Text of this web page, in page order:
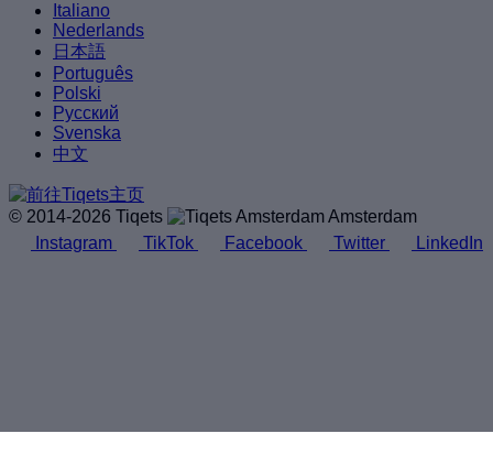
Italiano
Nederlands
日本語
Português
Polski
Русский
Svenska
中文
© 2014-2026 Tiqets
Amsterdam
Instagram
TikTok Facebook Twitter LinkedIn